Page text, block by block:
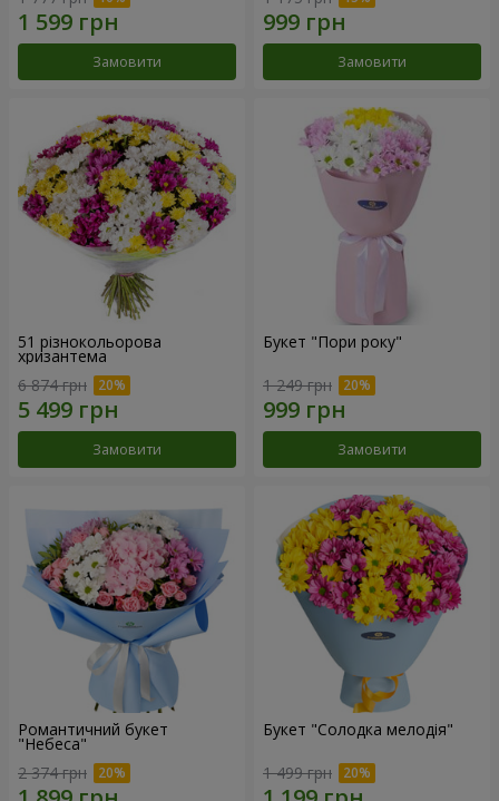
Замовити Замовити
51 різнокольорова
хризантема
6 874 грн
Замовити
Букет "Пори року"
1 249 грн
Замовити
Романтичний букет
"Небеса"
2 374 грн
Букет "Солодка мелодія"
1 499 грн